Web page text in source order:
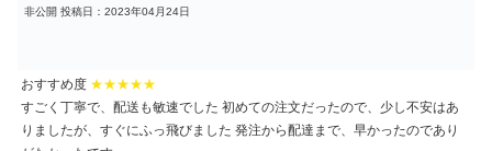
非公開 投稿日：2023年04月24日
おすすめ度 ★★★★★
すごく丁寧で、配送も敏速でした 初めての注文だったので、少し不安はあ
りましたが、すぐにふっ飛びました 発注から配達まで、早かったのであり